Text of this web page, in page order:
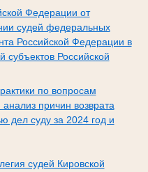
Федерации от
судей федеральных
Российской Федерации в
субъектов Российской
по вопросам
причин возврата
дел суду за 2024 год и
судей Кировской